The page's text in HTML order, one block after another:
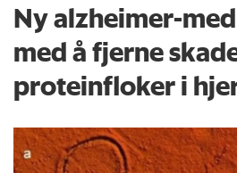
Ny alzheimer-
med å fjerne
proteinfloker i